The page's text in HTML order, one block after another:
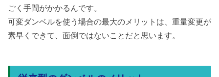
ごく手間がかかるんです。
可変ダンベルを使う場合の最大のメリットは、重量変更が
素早くできて、面倒ではないことだと思います。